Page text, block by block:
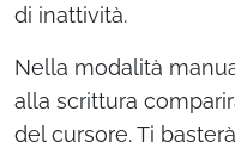
di inattività.
Nella modalità
alla scrittura
del cursore. Ti